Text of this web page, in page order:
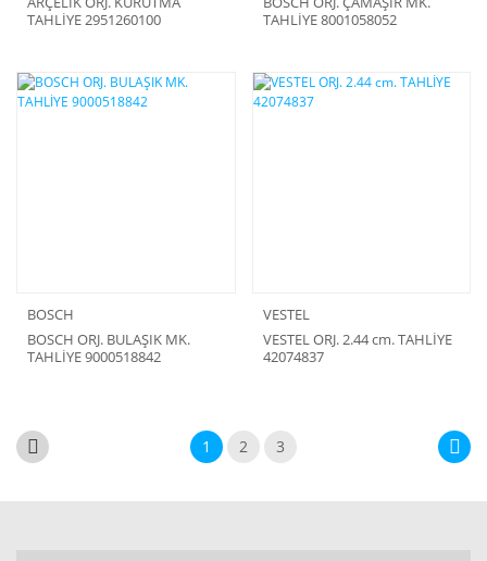
TAHLİYE 2951260100
TAHLİYE 8001058052
BOSCH
BOSCH ORJ. BULAŞIK MK.
TAHLİYE 9000518842
VESTEL
VESTEL ORJ. 2.44 cm. TAHLİYE
42074837
1 2 3